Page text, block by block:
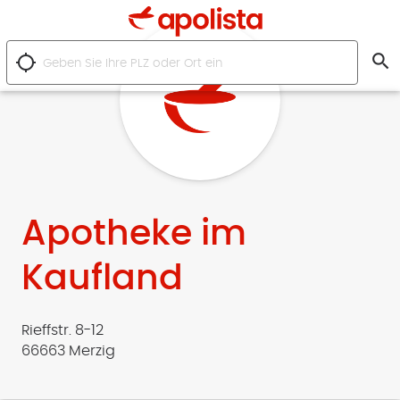
location_searching search
Apotheke im
Kaufland
Rieffstr. 8-12
66663 Merzig